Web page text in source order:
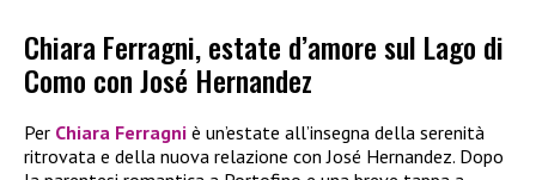
Chiara Ferragni, estate d’amore sul Lago di
Como con José Hernandez
Per Chiara Ferragni è un’estate all’insegna della serenità
ritrovata e della nuova relazione con José Hernandez. Dopo